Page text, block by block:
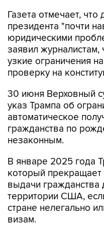
Газета отмечает,
президента "почти
юридическими
заявил
узкие ограничения
проверку на
30 июня Верховный
указ Трампа об
автоматическое
гражданства по
незаконным.
В январе 2025 года
который прекращает
выдачи
территории США,
стране нелегально
визам.